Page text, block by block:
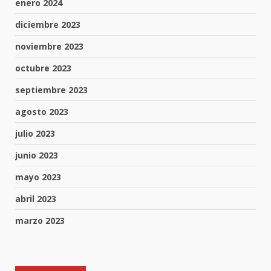
enero 2024
diciembre 2023
noviembre 2023
octubre 2023
septiembre 2023
agosto 2023
julio 2023
junio 2023
mayo 2023
abril 2023
marzo 2023